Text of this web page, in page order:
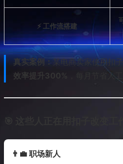
⚡ 工作流搭建
真实案例：某电商卖家使用扣
效率提升300% ，每月节省人
👨‍💼 职场新人